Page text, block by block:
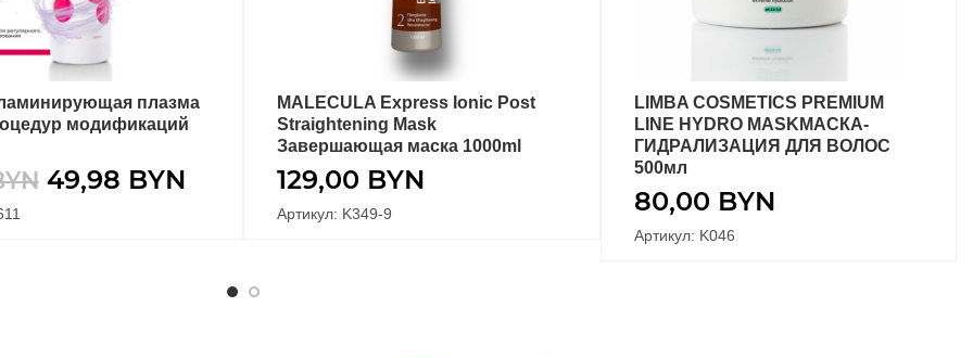
ПОДРОБНЕЕ
плазма
модификаций
49,98 BYN
В КОРЗИНУ
MALECULA Express Ionic Post
Straightening Mask
Завершающая маска 1000ml
129,00 BYN
Артикул: K349-9
В КОРЗИНУ
LIMBA COSMETICS PREMIUM
LINE HYDRO MASKМАСКА-
ГИДРАЛИЗАЦИЯ ДЛЯ ВОЛОС
500мл
80,00 BYN
Артикул: K046